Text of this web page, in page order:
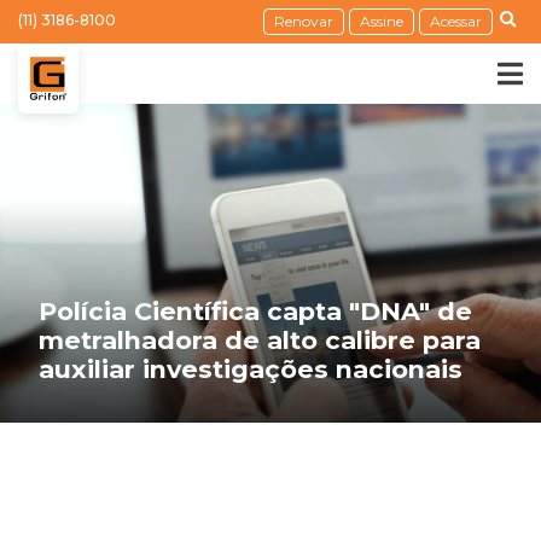
(11) 3186-8100 Renovar Assine Acessar
Polícia Científica capta "DNA" de
metralhadora de alto calibre para
auxiliar investigações nacionais